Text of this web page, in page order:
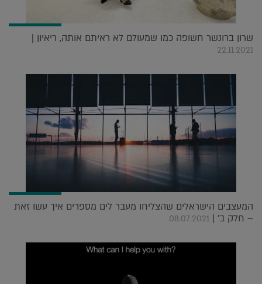
שרון ברונשר חשופה כמו שמעולם לא ראיתם אותה, ריאיון |
22.11.2021
המעצבים הישראלים שהצליחו מעבר לים מספרים איך עשו זאת
– חלק ב' | 08.07.2021